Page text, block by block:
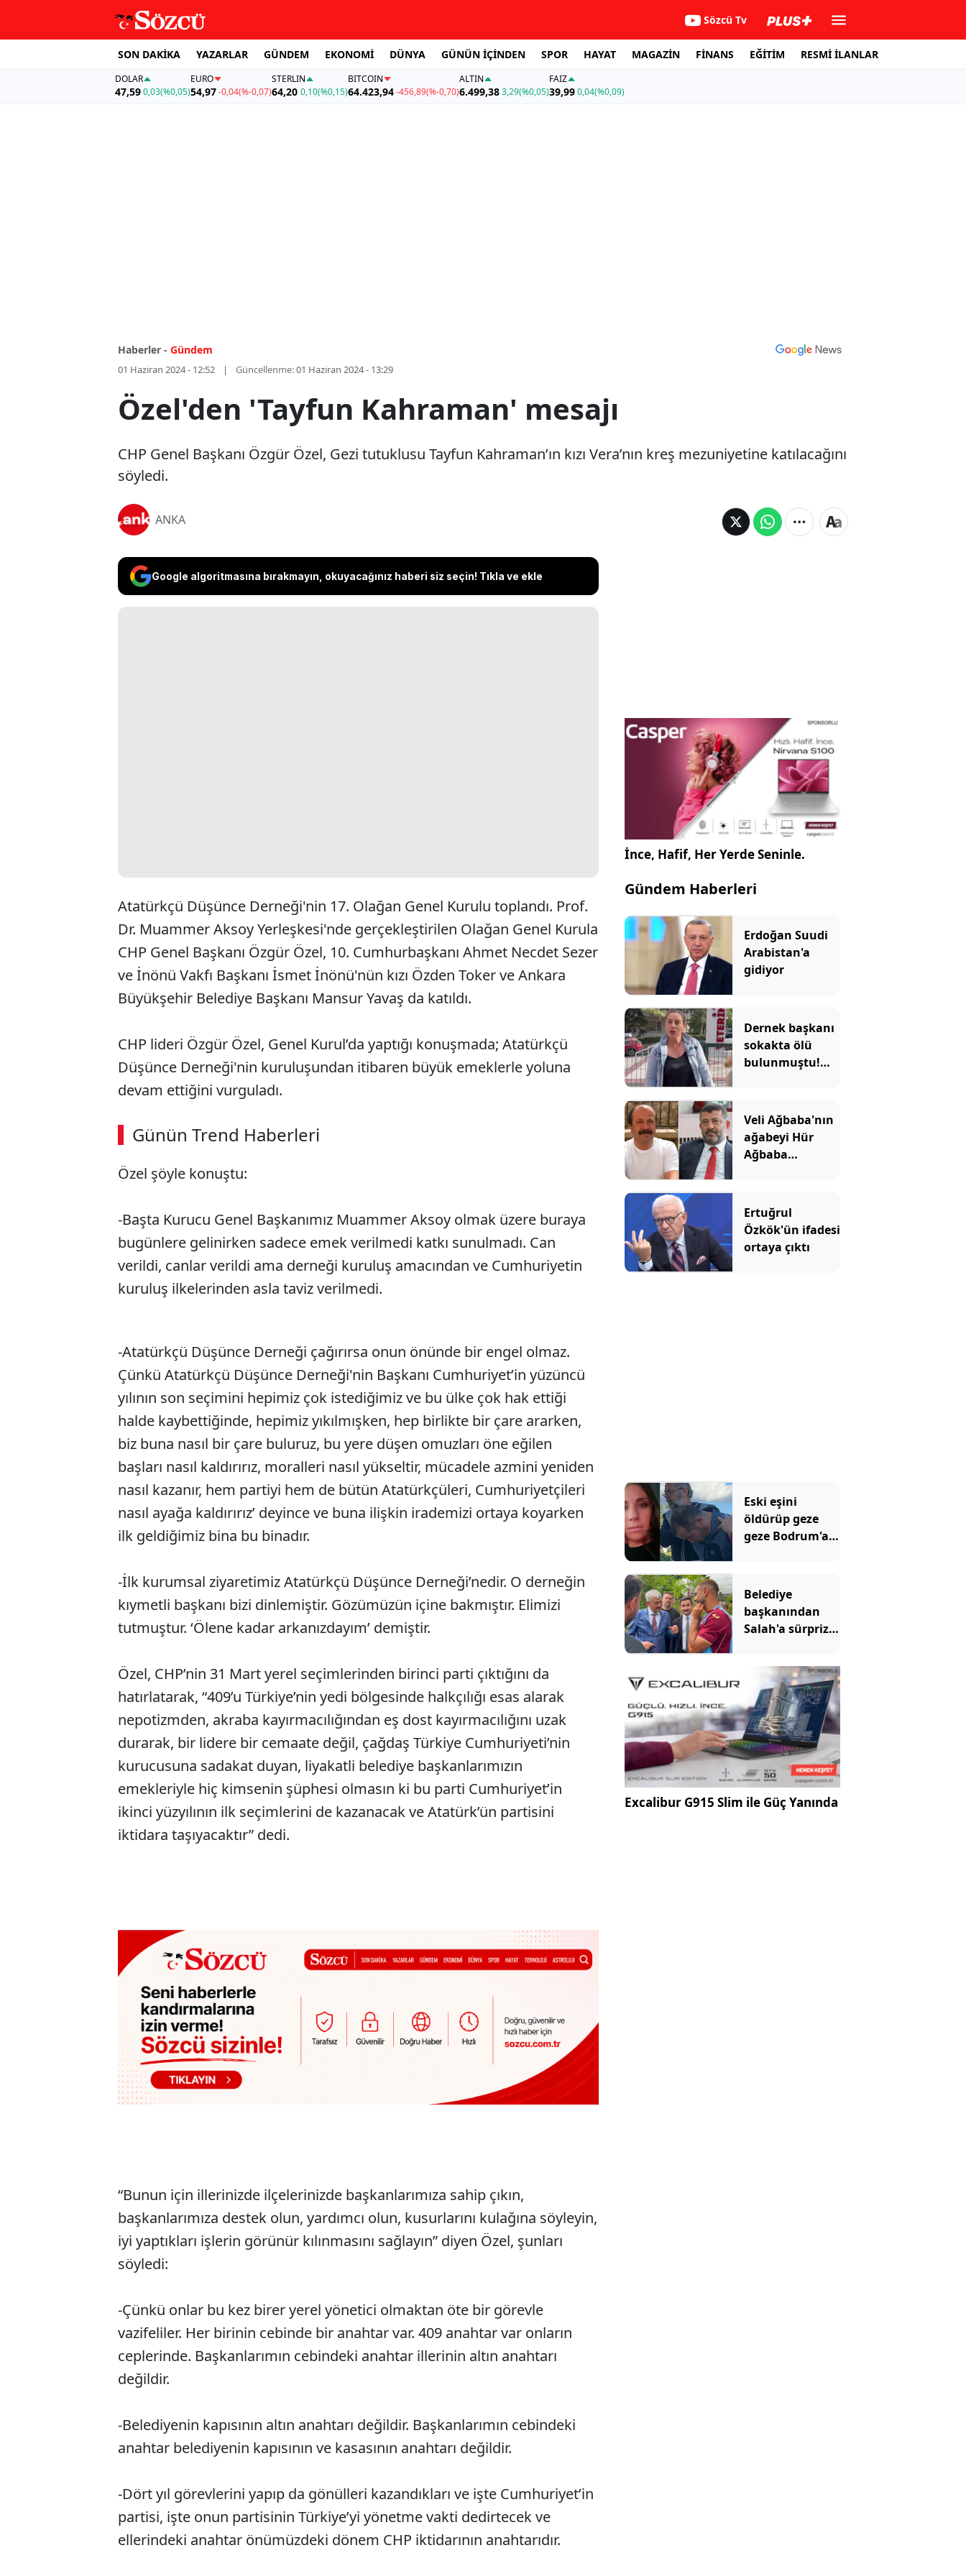
Sözcü Tv
SON DAKİKA YAZARLAR GÜNDEM EKONOMİ DÜNYA GÜNÜN İÇİNDEN SPOR HAYAT MAGAZİN FİNANS EĞİTİM RESMİ İLANLAR
DOLAR
47,590,03(%0,05)
EURO
54,97 -0,04(%-0,07)
STERLIN
64,20 0,10(%0,15)
BITCOIN
64.423,94-456,89(%-0,70)
ALTIN
6.499,383,29(%0,05)
FAİZ
39,990,04(%0,09)
Haberler - Gündem
01 Haziran 2024 - 12:52 Güncellenme:01 Haziran 2024 - 13:29
Özel'den 'Tayfun Kahraman' mesajı
CHP Genel Başkanı Özgür Özel, Gezi tutuklusu Tayfun Kahraman’ın kızı Vera’nın kreş mezuniyetine katılacağını
söyledi.
ANKA
Google algoritmasına bırakmayın, okuyacağınız haberi siz seçin! Tıkla ve ekle
Atatürkçü Düşünce Derneği'nin 17. Olağan Genel Kurulu toplandı. Prof.
Dr. Muammer Aksoy Yerleşkesi'nde gerçekleştirilen Olağan Genel Kurula
CHP Genel Başkanı Özgür Özel, 10. Cumhurbaşkanı Ahmet Necdet Sezer
ve İnönü Vakfı Başkanı İsmet İnönü'nün kızı Özden Toker ve Ankara
Büyükşehir Belediye Başkanı Mansur Yavaş da katıldı.
CHP lideri Özgür Özel, Genel Kurul’da yaptığı konuşmada; Atatürkçü
Düşünce Derneği'nin kuruluşundan itibaren büyük emeklerle yoluna
devam ettiğini vurguladı.
Günün Trend Haberleri
Özel şöyle konuştu:
-Başta Kurucu Genel Başkanımız Muammer Aksoy olmak üzere buraya
bugünlere gelinirken sadece emek verilmedi katkı sunulmadı. Can
verildi, canlar verildi ama derneği kuruluş amacından ve Cumhuriyetin
kuruluş ilkelerinden asla taviz verilmedi.
-Atatürkçü Düşünce Derneği çağırırsa onun önünde bir engel olmaz.
Çünkü Atatürkçü Düşünce Derneği'nin Başkanı Cumhuriyet’in yüzüncü
yılının son seçimini hepimiz çok istediğimiz ve bu ülke çok hak ettiği
halde kaybettiğinde, hepimiz yıkılmışken, hep birlikte bir çare ararken,
biz buna nasıl bir çare buluruz, bu yere düşen omuzları öne eğilen
başları nasıl kaldırırız, moralleri nasıl yükseltir, mücadele azmini yeniden
nasıl kazanır, hem partiyi hem de bütün Atatürkçüleri, Cumhuriyetçileri
nasıl ayağa kaldırırız’ deyince ve buna ilişkin irademizi ortaya koyarken
ilk geldiğimiz bina bu binadır.
-İlk kurumsal ziyaretimiz Atatürkçü Düşünce Derneği’nedir. O derneğin
kıymetli başkanı bizi dinlemiştir. Gözümüzün içine bakmıştır. Elimizi
tutmuştur. ‘Ölene kadar arkanızdayım’ demiştir.
Özel, CHP’nin 31 Mart yerel seçimlerinden birinci parti çıktığını da
hatırlatarak, “409’u Türkiye’nin yedi bölgesinde halkçılığı esas alarak
nepotizmden, akraba kayırmacılığından eş dost kayırmacılığını uzak
durarak, bir lidere bir cemaate değil, çağdaş Türkiye Cumhuriyeti’nin
kurucusuna sadakat duyan, liyakatli belediye başkanlarımızın
emekleriyle hiç kimsenin şüphesi olmasın ki bu parti Cumhuriyet’in
ikinci yüzyılının ilk seçimlerini de kazanacak ve Atatürk’ün partisini
iktidara taşıyacaktır” dedi.
“Bunun için illerinizde ilçelerinizde başkanlarımıza sahip çıkın,
başkanlarımıza destek olun, yardımcı olun, kusurlarını kulağına söyleyin,
iyi yaptıkları işlerin görünür kılınmasını sağlayın” diyen Özel, şunları
söyledi:
-Çünkü onlar bu kez birer yerel yönetici olmaktan öte bir görevle
vazifeliler. Her birinin cebinde bir anahtar var. 409 anahtar var onların
ceplerinde. Başkanlarımın cebindeki anahtar illerinin altın anahtarı
değildir.
-Belediyenin kapısının altın anahtarı değildir. Başkanlarımın cebindeki
anahtar belediyenin kapısının ve kasasının anahtarı değildir.
-Dört yıl görevlerini yapıp da gönülleri kazandıkları ve işte Cumhuriyet’in
partisi, işte onun partisinin Türkiye’yi yönetme vakti dedirtecek ve
ellerindeki anahtar önümüzdeki dönem CHP iktidarının anahtarıdır.
İnce, Hafif, Her Yerde Seninle.
Gündem Haberleri
Erdoğan Suudi
Arabistan'a
gidiyor
Dernek başkanı
sokakta ölü
bulunmuştu!
Veli Ağbaba'nın
ağabeyi Hür
Ağbaba
Ertuğrul
Özkök'ün ifadesi
ortaya çıktı
Eski eşini
öldürüp geze
geze Bodrum'a
emsal olacak
karar
Belediye
başkanından
Salah'a sürpriz
arsa al
Excalibur G915 Slim ile Güç Yanında